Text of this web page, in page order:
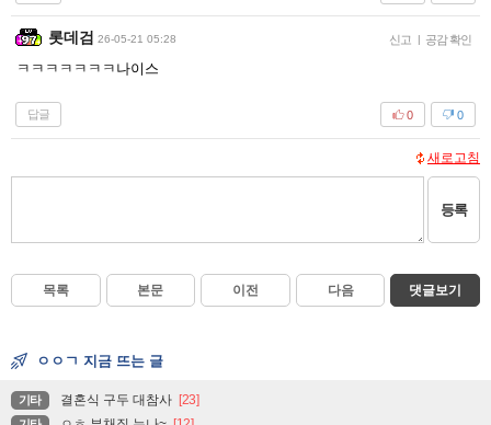
롯데검 26-05-21 05:28 신고 | 공감 확인
ㅋㅋㅋㅋㅋㅋㅋ나이스
답글 0
0
새로고침
등록
목록 본문 이전 다음 댓글보기
ㅇㅇㄱ 지금 뜨는 글
기타 결혼식 구두 대참사 [23]